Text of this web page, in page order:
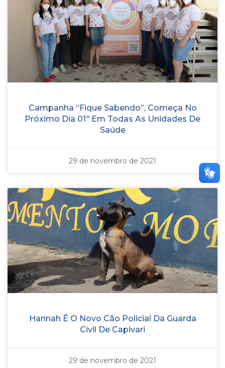
Campanha “Fique Sabendo”, Começa No
Próximo Dia 01º Em Todas As Unidades De
Saúde
29 de novembro de 2021
Hannah É O Novo Cão Policial Da Guarda
Civil De Capivari
29 de novembro de 2021